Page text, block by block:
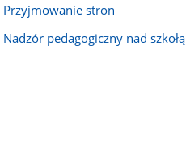
Przyjmowanie stron
Nadzór pedagogiczny nad szkołą